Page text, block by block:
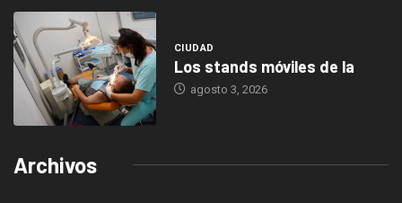
CIUDAD
Los stands móviles de la
agosto 3, 2026
Archivos